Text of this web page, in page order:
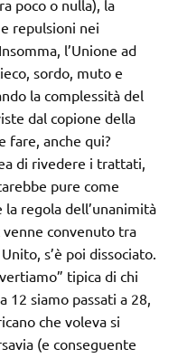
poco o nulla), la
repulsioni nei
l’Unione ad
sordo, muto e
la complessità del
dal copione della
fare, anche qui?
di rivedere i trattati,
pure come
la regola dell’unanimità
convenuto tra
s’è poi dissociato.
tipica di chi
12 siamo passati a 28,
che voleva si
(e conseguente